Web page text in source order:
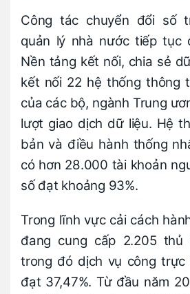
Công tác chuyển đổi số
quản lý nhà nước tiếp tục
Nền tảng kết nối, chia sẻ
kết nối 22 hệ thống thông
của các bộ, ngành Trung
lượt giao dịch dữ liệu. Hệ
bản và điều hành thống
có hơn 28.000 tài khoản
số đạt khoảng 93%.
Trong lĩnh vực cải cách
đang cung cấp 2.205 thủ
trong đó dịch vụ công trực
đạt 37,47%. Từ đầu năm